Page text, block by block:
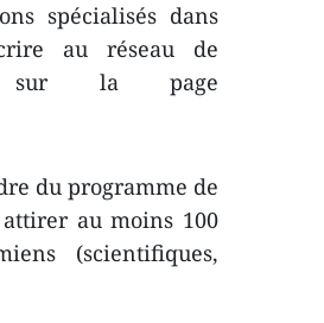
spécialisés dans
au réseau de
sur la page
du programme de
au moins 100
(scientifiques,